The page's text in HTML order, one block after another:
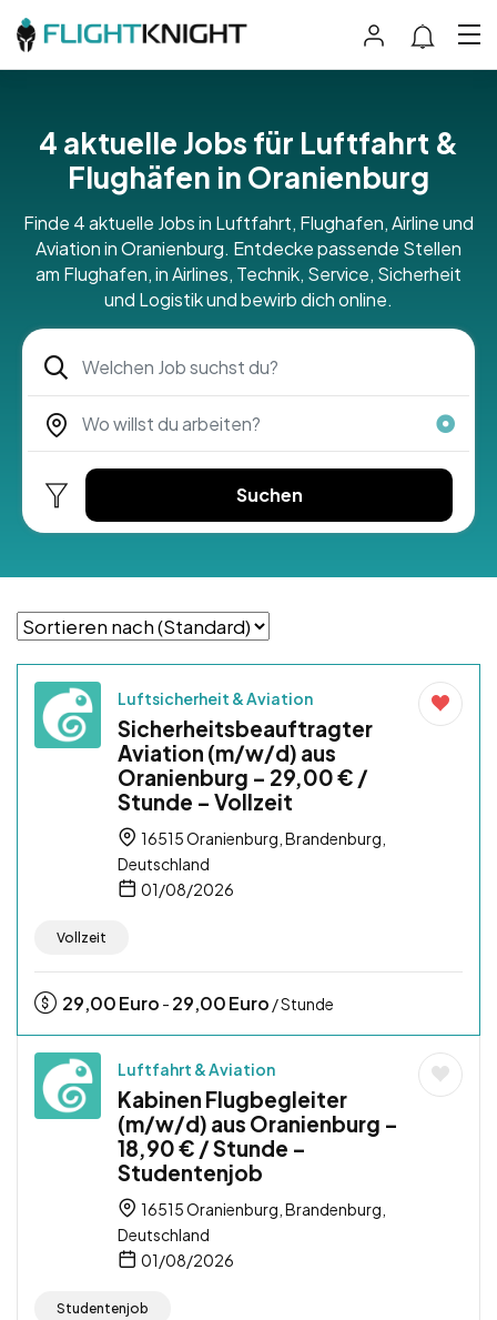
4 aktuelle Jobs für Luftfahrt &
Flughäfen in Oranienburg
Finde 4 aktuelle Jobs in Luftfahrt, Flughafen, Airline und
Aviation in Oranienburg. Entdecke passende Stellen
am Flughafen, in Airlines, Technik, Service, Sicherheit
und Logistik und bewirb dich online.
Suchen
Luftsicherheit & Aviation
Sicherheitsbeauftragter
Aviation (m/w/d) aus
Oranienburg – 29,00 € /
Stunde – Vollzeit
16515 Oranienburg, Brandenburg,
Deutschland
01/08/2026
Vollzeit
29,00Euro - 29,00Euro / Stunde
Luftfahrt & Aviation
Kabinen Flugbegleiter
(m/w/d) aus Oranienburg –
18,90 € / Stunde –
Studentenjob
16515 Oranienburg, Brandenburg,
Deutschland
01/08/2026
Studentenjob